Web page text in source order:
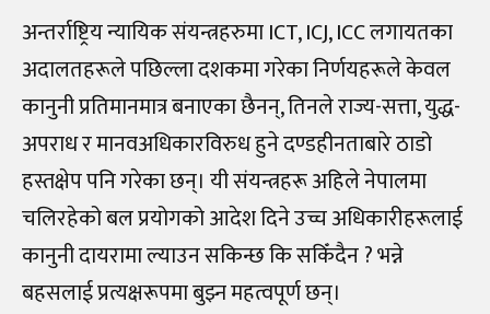
अन्तर्राष्ट्रिय न्यायिक संयन्त्रहरुमा ICT, ICJ, ICC लगायतका
अदालतहरूले पछिल्ला दशकमा गरेका निर्णयहरूले केवल
कानुनी प्रतिमानमात्र बनाएका छैनन्, तिनले राज्य-सत्ता, युद्ध-
अपराध र मानवअधिकारविरुध हुने दण्डहीनताबारे ठाडो
हस्तक्षेप पनि गरेका छन्। यी संयन्त्रहरू अहिले नेपालमा
चलिरहेको बल प्रयोगको आदेश दिने उच्च अधिकारीहरूलाई
कानुनी दायरामा ल्याउन सकिन्छ कि सकिँदैन ? भन्ने
बहसलाई प्रत्यक्षरूपमा बुझ्न महत्वपूर्ण छन्।